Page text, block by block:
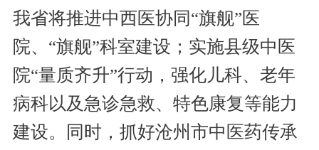
我省将推进中西医协同“旗舰”医
院、“旗舰”科室建设；实施县级中医
院“量质齐升”行动，强化儿科、老年
病科以及急诊急救、特色康复等能力
建设。同时，抓好沧州市中医药传承